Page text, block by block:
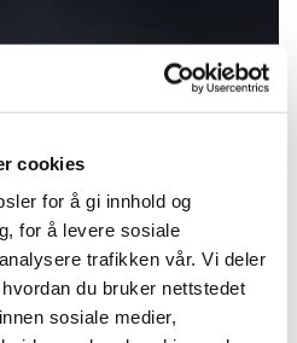
cookies
for å gi innhold og
for å levere sosiale
trafikken vår. Vi deler
du bruker nettstedet
sosiale medier,